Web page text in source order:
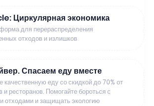
Циркулярная экономика
для перераспределения
отходов и излишков
Спасаем еду вместе
качественную еду со скидкой до 70% от
и ресторанов. Помогайте бороться с
отходами и защищать экологию